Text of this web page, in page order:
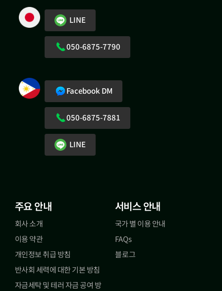
LINE
050-6875-7790
Facebook DM
050-6875-7881
LINE
주요 안내
회사 소개
이용 약관
개인정보 취급 방침
반사회 세력에 대한 기본 방침
자금세탁 및 테러 자금 공여 방
서비스 안내
국가 별 이용 안내
FAQs
블로그